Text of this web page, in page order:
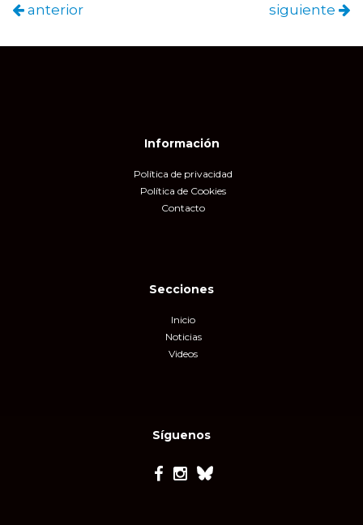
anterior siguiente
Información
Política de privacidad
Política de Cookies
Contacto
Síguenos
Secciones
Inicio
Noticias
Videos